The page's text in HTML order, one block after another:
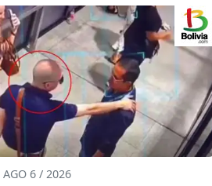
6 / 2026